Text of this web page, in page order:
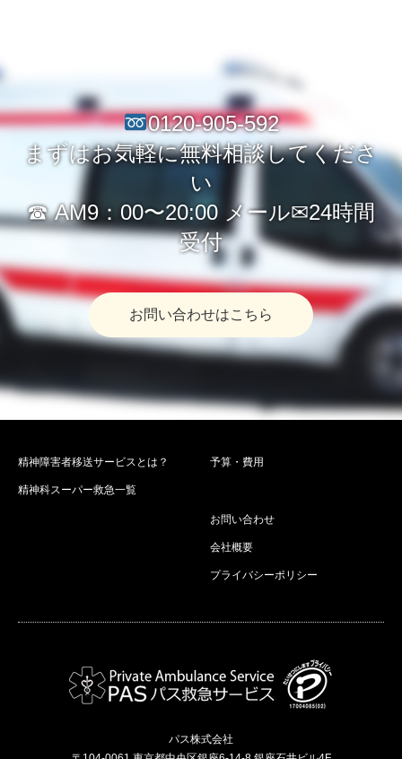
0120-905-592
まずはお気軽に無料相談してくださ
い
☎︎ AM9：00〜20:00 メール✉︎24時間
受付
お問い合わせはこちら
精神障害者移送サービスとは？
精神科スーパー救急一覧
予算・費用
お問い合わせ
会社概要
プライバシーポリシー
パス株式会社